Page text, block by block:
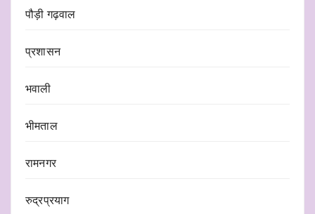
पौड़ी गढ़वाल
प्रशासन
भवाली
भीमताल
रामनगर
रुद्रप्रयाग